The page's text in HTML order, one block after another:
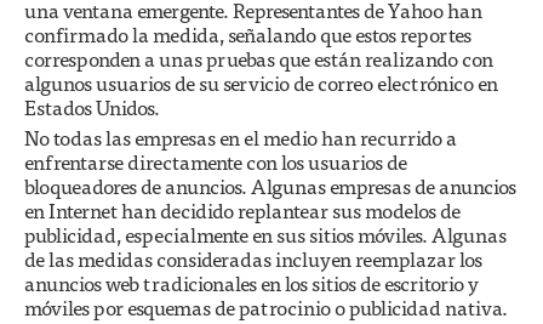
una ventana emergente. Representantes de Yahoo han
confirmado la medida, señalando que estos reportes
corresponden a unas pruebas que están realizando con
algunos usuarios de su servicio de correo electrónico en
Estados Unidos.
No todas las empresas en el medio han recurrido a
enfrentarse directamente con los usuarios de
bloqueadores de anuncios. Algunas empresas de anuncios
en Internet han decidido replantear sus modelos de
publicidad, especialmente en sus sitios móviles. Algunas
de las medidas consideradas incluyen reemplazar los
anuncios web tradicionales en los sitios de escritorio y
móviles por esquemas de patrocinio o publicidad nativa.